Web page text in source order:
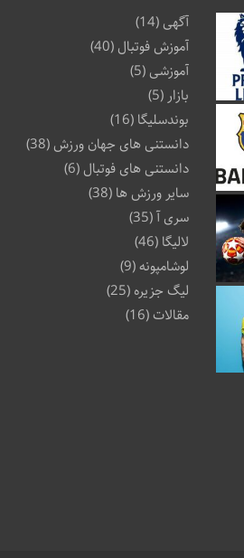
آگهی(14)
آموزش فوتبال (40)
آموزشی(5)
بازار (5)
بوندسلیگا (16)
دانستنی های جهان ورزش(38)
دانستنی های فوتبال (6)
سایر ورزش ها (38)
سری آ(35)
لالیگا (46)
لوشامپونه(9)
لیگ جزیره (25)
مقالات(16)